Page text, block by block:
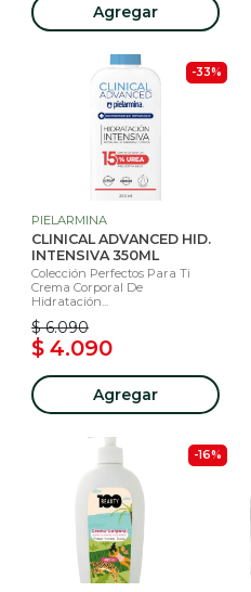
Agregar
-33%
PIELARMINA
CLINICAL ADVANCED HID.
INTENSIVA 350ML
Colección Perfectos Para Ti
Crema Corporal De
Hidratación...
$ 6.090
$ 4.090
Agregar
-16%